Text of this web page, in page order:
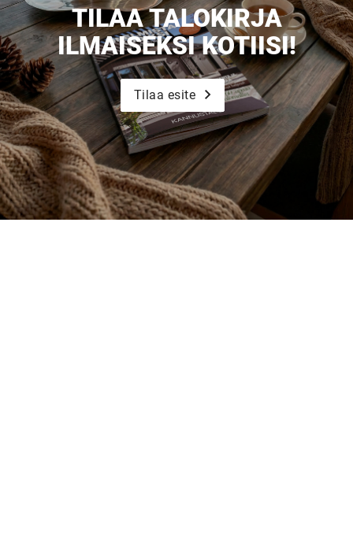
TILAA TALOKIRJA
ILMAISEKSI KOTIISI!
Tilaa esite
Upea yli 200-sivuinen talokirja!
Tilaa esite